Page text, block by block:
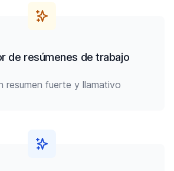
de resúmenes de trabajo
resumen fuerte y llamativo